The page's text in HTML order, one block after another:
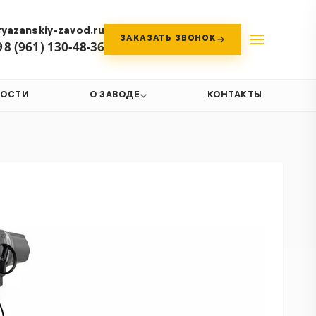
zavod.ru
8 (961) 130-48-36 ЗАКАЗАТЬ ЗВОНОК
О ЗАВОДЕ КОНТАКТЫ